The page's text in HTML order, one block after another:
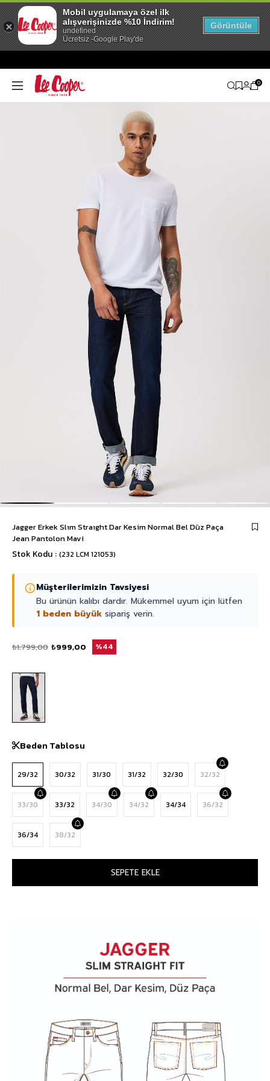
0
Jagger Erkek Slım Straıght Dar Kesim Normal Bel Düz Paça
Jean Pantolon Mavi
Stok Kodu (232 LCM 121053)
Müşterilerimizin Tavsiyesi
Bu ürünün kalıbı dardır. Mükemmel uyum için lütfen
1 beden büyük sipariş verin.
₺1.799,00 ₺999,00 44
Beden Tablosu
29/32 30/32 31/30 31/32 32/30 32/32
33/30 33/32 34/30 34/32 34/34 36/32
36/34 38/32
Mobil uygulamaya özel ilk
alışverişinizde %10 İndirim!
undefined
Ücretsiz -Google Play'de
Görüntüle